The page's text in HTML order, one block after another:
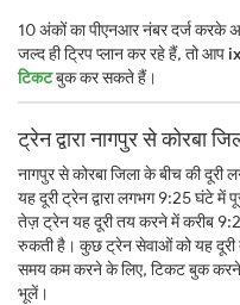
10 अंकों का पीएनआर नंबर दर्ज करके
जल्द ही ट्रिप प्लान कर रहे हैं, तो आप
टिकटबुक कर सकते हैं।
ट्रेन द्वारा नागपुर से कोरबा
नागपुर से कोरबा जिला के बीच की दूरी
यह दूरी ट्रेन द्वारा लगभग 9:25 घंटे में
तेज़ ट्रेन यह दूरी तय करने में करीब
रुकती है। कुछ ट्रेन सेवाओं को यह
समय कम करने के लिए, टिकट बुक
भूलें।